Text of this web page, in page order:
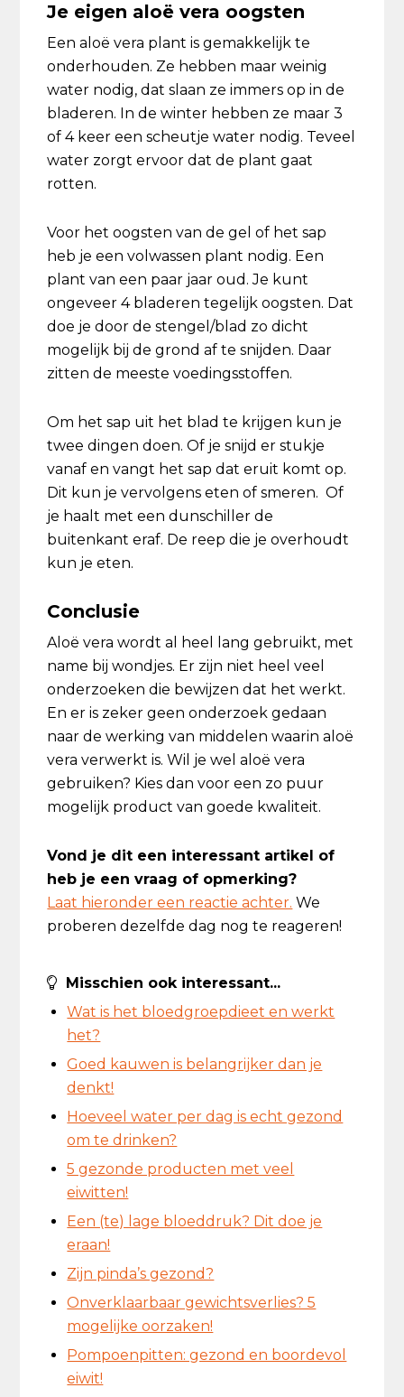
Je eigen aloë vera oogsten
Een aloë vera plant is gemakkelijk te
onderhouden. Ze hebben maar weinig
water nodig, dat slaan ze immers op in de
bladeren. In de winter hebben ze maar 3
of 4 keer een scheutje water nodig. Teveel
water zorgt ervoor dat de plant gaat
rotten.
Voor het oogsten van de gel of het sap
heb je een volwassen plant nodig. Een
plant van een paar jaar oud. Je kunt
ongeveer 4 bladeren tegelijk oogsten. Dat
doe je door de stengel/blad zo dicht
mogelijk bij de grond af te snijden. Daar
zitten de meeste voedingsstoffen.
Om het sap uit het blad te krijgen kun je
twee dingen doen. Of je snijd er stukje
vanaf en vangt het sap dat eruit komt op.
Dit kun je vervolgens eten of smeren. Of
je haalt met een dunschiller de
buitenkant eraf. De reep die je overhoudt
kun je eten.
Conclusie
Aloë vera wordt al heel lang gebruikt, met
name bij wondjes. Er zijn niet heel veel
onderzoeken die bewijzen dat het werkt.
En er is zeker geen onderzoek gedaan
naar de werking van middelen waarin aloë
vera verwerkt is. Wil je wel aloë vera
gebruiken? Kies dan voor een zo puur
mogelijk product van goede kwaliteit.
Vond je dit een interessant artikel of
heb je een vraag of opmerking?
Laat hieronder een reactie achter. We
proberen dezelfde dag nog te reageren!
Misschien ook interessant...
Wat is het bloedgroepdieet en werkt
het?
Goed kauwen is belangrijker dan je
denkt!
Hoeveel water per dag is echt gezond
om te drinken?
5 gezonde producten met veel
eiwitten!
Een (te) lage bloeddruk? Dit doe je
eraan!
Zijn pinda’s gezond?
Onverklaarbaar gewichtsverlies? 5
mogelijke oorzaken!
Pompoenpitten: gezond en boordevol
eiwit!